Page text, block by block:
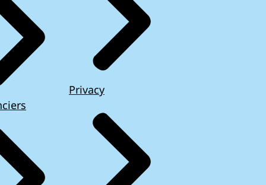
Privacy